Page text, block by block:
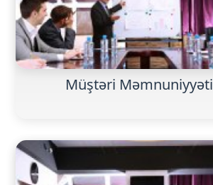
Müştəri Məmnuniyyəti